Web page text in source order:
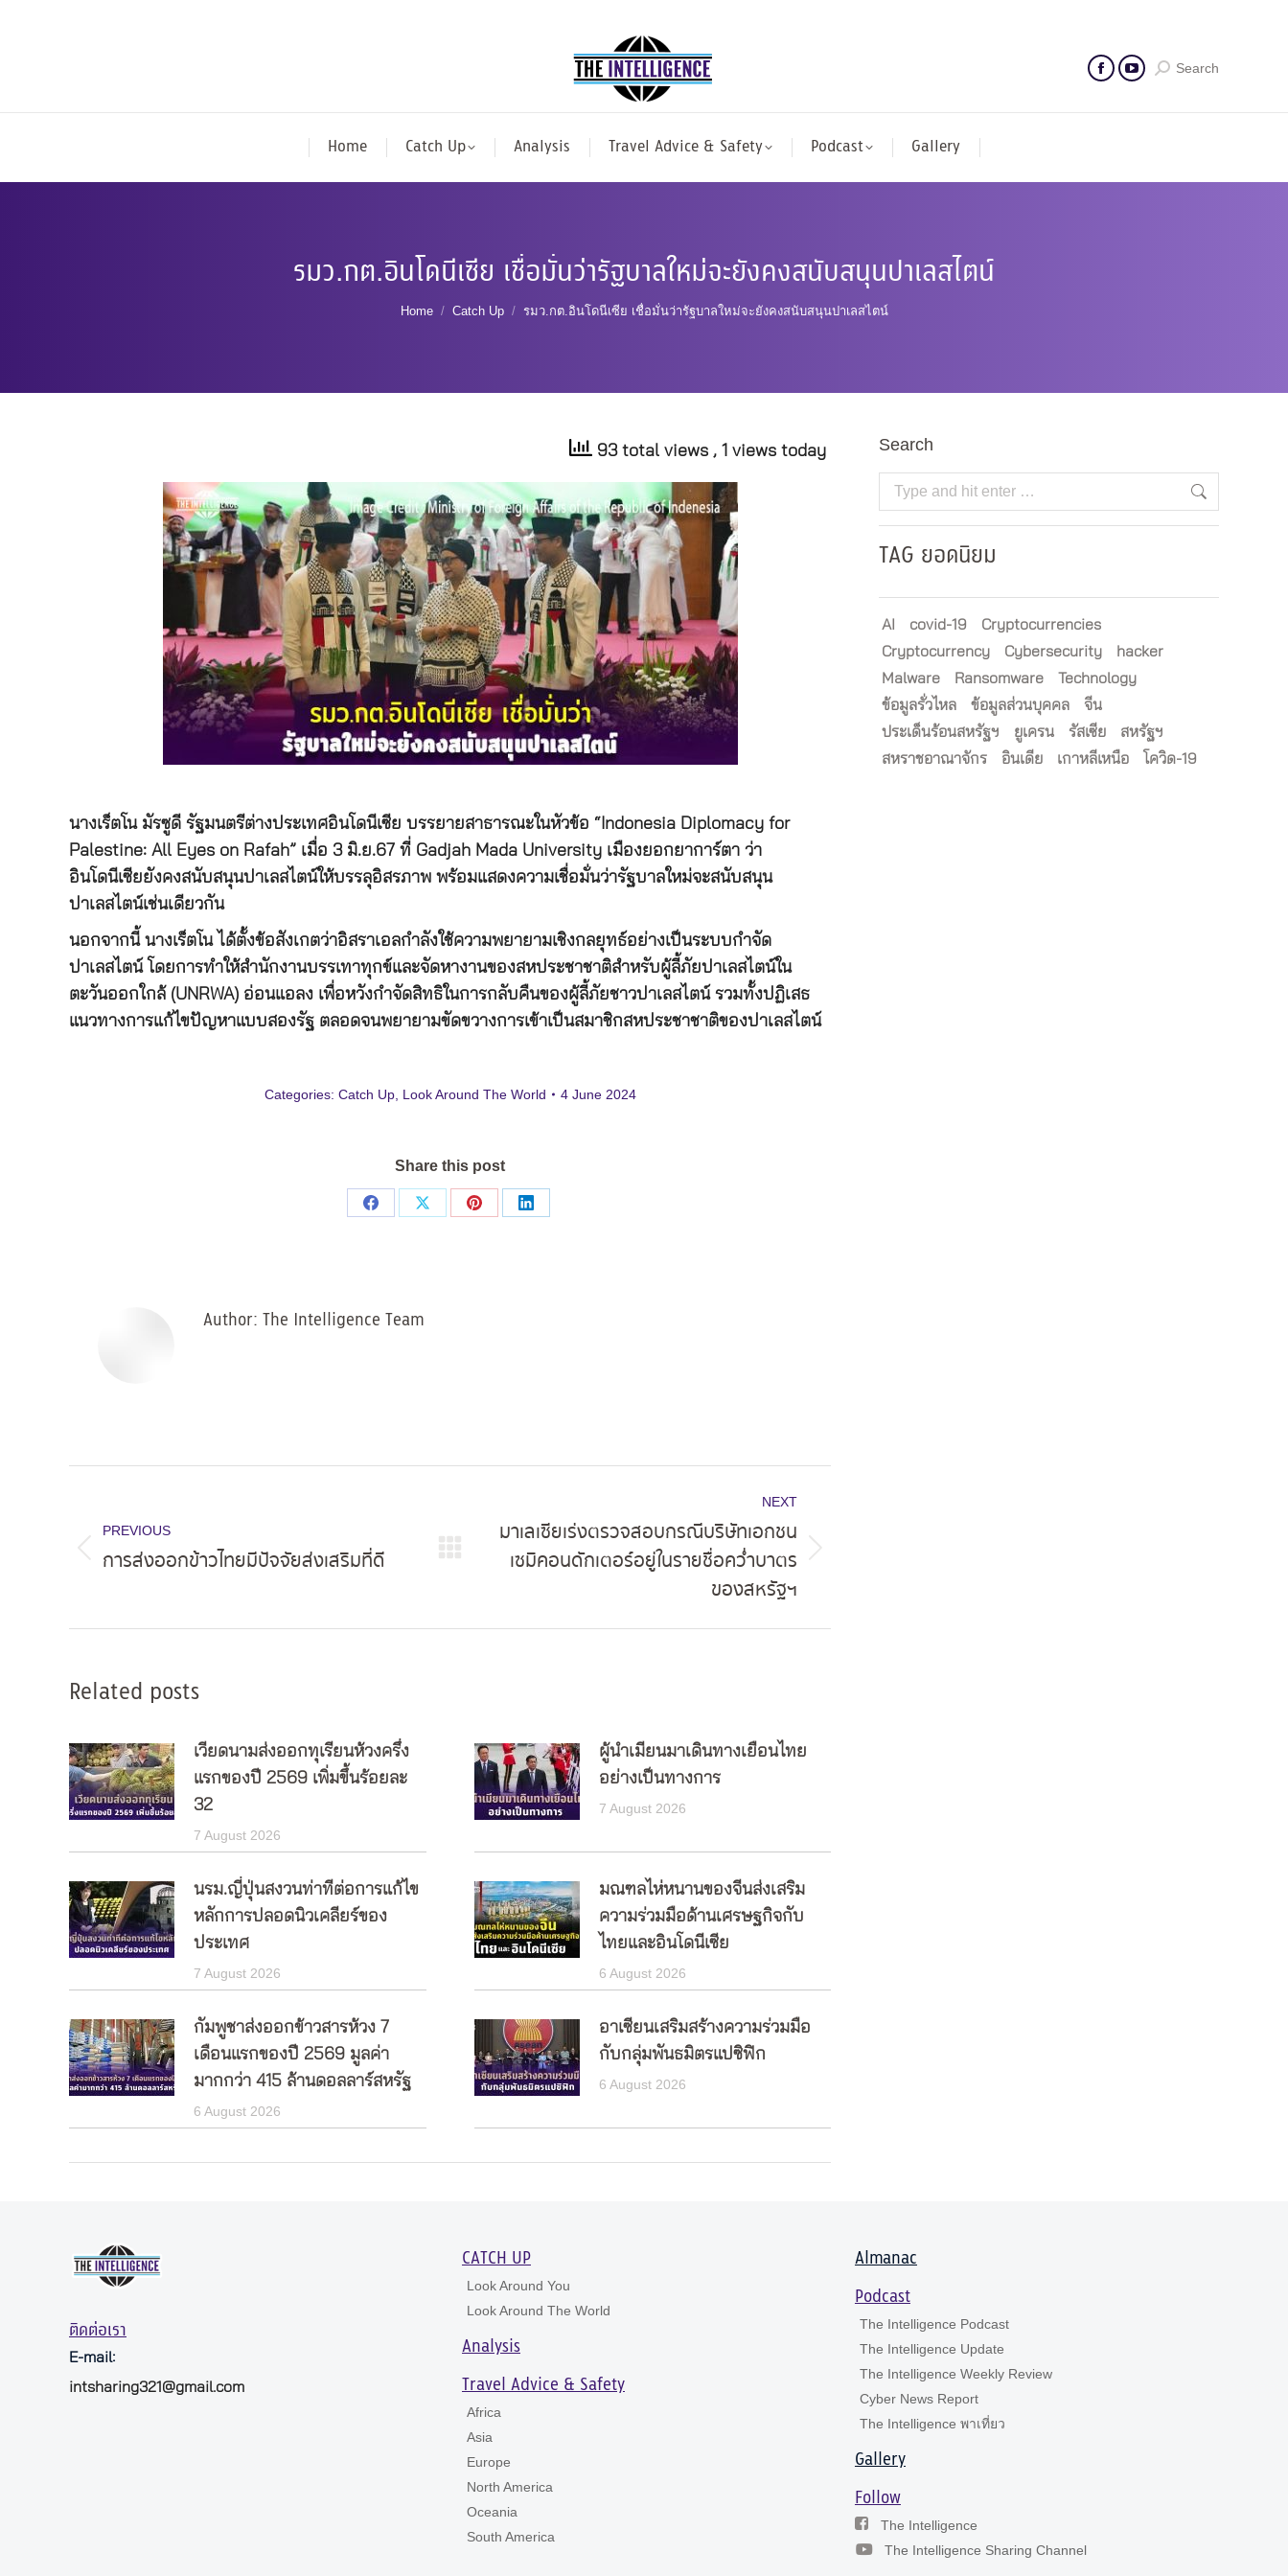
Search
Home Catch Up Analysis Travel Advice & Safety Podcast Gallery
รมว.กต.อินโดนีเซีย เชื่อมั่นว่ารัฐบาลใหม่จะยังคงสนับสนุนปาเลสไตน์
You are here:
Home Catch Up รมว.กต.อินโดนีเซีย เชื่อมั่นว่ารัฐบาลใหม่จะยังคงสนับสนุนปาเลสไตน์
93 total views , 1 views today
นางเร็ตโน มัรซูดี รัฐมนตรีต่างประเทศอินโดนีเซีย บรรยายสาธารณะในหัวข้อ “Indonesia Diplomacy for
Palestine: All Eyes on Rafah” เมื่อ 3 มิ.ย.67 ที่ Gadjah Mada University เมืองยอกยาการ์ตา ว่า
อินโดนีเซียยังคงสนับสนุนปาเลสไตน์ให้บรรลุอิสรภาพ พร้อมแสดงความเชื่อมั่นว่ารัฐบาลใหม่จะสนับสนุน
ปาเลสไตน์เช่นเดียวกัน
นอกจากนี้ นางเร็ตโน ได้ตั้งข้อสังเกตว่าอิสราเอลกำลังใช้ความพยายามเชิงกลยุทธ์อย่างเป็นระบบกำจัด
ปาเลสไตน์ โดยการทำให้สำนักงานบรรเทาทุกข์และจัดหางานของสหประชาชาติสำหรับผู้ลี้ภัยปาเลสไตน์ใน
ตะวันออกใกล้ (UNRWA) อ่อนแอลง เพื่อหวังกำจัดสิทธิในการกลับคืนของผู้ลี้ภัยชาวปาเลสไตน์ รวมทั้งปฏิเสธ
แนวทางการแก้ไขปัญหาแบบสองรัฐ ตลอดจนพยายามขัดขวางการเข้าเป็นสมาชิกสหประชาชาติของปาเลสไตน์
Categories: Catch Up, Look Around The World 4 June 2024
Share this post
Share
Share
Share
Share
Author: The Intelligence Team
navigation
PREVIOUS
Previous
การส่งออกข้าวไทยมีปัจจัยส่งเสริมที่ดี
NEXT
Next
มาเลเซียเร่งตรวจสอบกรณีบริษัทเอกชน
เซมิคอนดักเตอร์อยู่ในรายชื่อคว่ำบาตร
ของสหรัฐฯ
Related posts
เวียดนามส่งออกทุเรียนห้วงครึ่ง
แรกของปี 2569 เพิ่มขึ้นร้อยละ
32
7 August 2026
ผู้นำเมียนมาเดินทางเยือนไทย
อย่างเป็นทางการ
7 August 2026
นรม.ญี่ปุ่นสงวนท่าทีต่อการแก้ไข
หลักการปลอดนิวเคลียร์ของ
ประเทศ
7 August 2026
มณฑลไห่หนานของจีนส่งเสริม
ความร่วมมือด้านเศรษฐกิจกับ
ไทยและอินโดนีเซีย
6 August 2026
กัมพูชาส่งออกข้าวสารห้วง 7
เดือนแรกของปี 2569 มูลค่า
มากกว่า 415 ล้านดอลลาร์สหรัฐ
6 August 2026
อาเซียนเสริมสร้างความร่วมมือ
กับกลุ่มพันธมิตรแปซิฟิก
6 August 2026
Search
Search:
TAG ยอดนิยม
AI covid-19
Cryptocurrencies
Cryptocurrency
Cybersecurity
hacker
Malware
Ransomware
Technology
ข้อมูลรั่วไหล
ข้อมูลส่วนบุคคล
จีน
ประเด็นร้อนสหรัฐฯ
ยูเครน รัสเซีย
สหรัฐฯ
สหราชอาณาจักร
อินเดีย เกาหลีเหนือ โควิด-19
ติดต่อเรา
E-mail:
intsharing321@gmail.com
CATCH UP
Look Around You
Look Around The World
Analysis
Travel Advice & Safety
Africa
Asia
Europe
North America
Oceania
South America
Almanac
Podcast
The Intelligence Podcast
The Intelligence Update
The Intelligence Weekly Review
Cyber News Report
The Intelligence พาเที่ยว
Gallery
Follow
The Intelligence
The Intelligence Sharing Channel